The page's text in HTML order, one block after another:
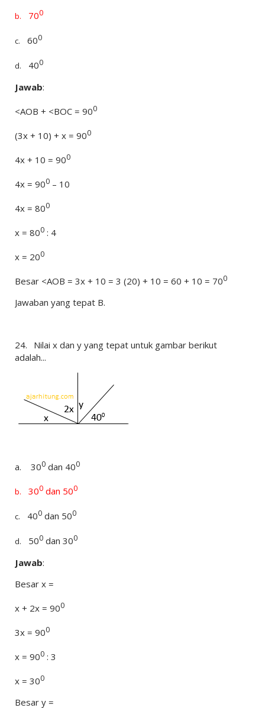
b. 700
c. 600
d. 400
Jawab:
<AOB + <BOC = 900
(3x + 10) + x = 900
4x + 10 = 900
4x = 900– 10
4x = 800
x = 800: 4
x = 200
Besar <AOB = 3x + 10 = 3 (20) + 10 = 60 + 10 = 700
Jawaban yang tepat B.
24.
Nilai x dan y yang tepat untuk gambar berikut
adalah...
a. 300dan 400
b. 300dan 500
c. 400dan 500
d. 500dan 300
Jawab:
Besar x =
x + 2x = 900
3x = 900
x = 900: 3
x = 300
Besar y =